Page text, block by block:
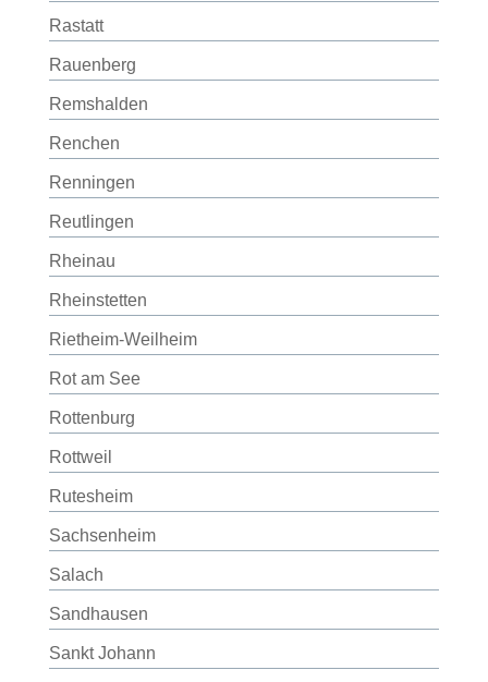
Rastatt
Rauenberg
Remshalden
Renchen
Renningen
Reutlingen
Rheinau
Rheinstetten
Rietheim-Weilheim
Rot am See
Rottenburg
Rottweil
Rutesheim
Sachsenheim
Salach
Sandhausen
Sankt Johann